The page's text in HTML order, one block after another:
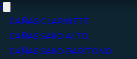
CAÑAS CLARINETE
CAÑAS SAXO ALTO
CAÑAS SAXO BARÍTONO